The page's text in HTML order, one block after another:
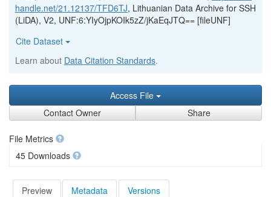
handle.net/21.12137/TFD6TJ, Lithuanian Data Archive for SSH
(LiDA), V2, UNF:6:YIyOjpKOIk5zZ/jKaEqJTQ== [fileUNF]
Cite Dataset
Learn about Data Citation Standards.
Access File
Contact Owner
Share
File Metrics
45 Downloads
Preview Metadata Versions